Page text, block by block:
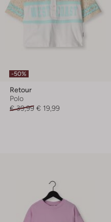
-50%
Retour
Polo
€ 39,99 € 19,99